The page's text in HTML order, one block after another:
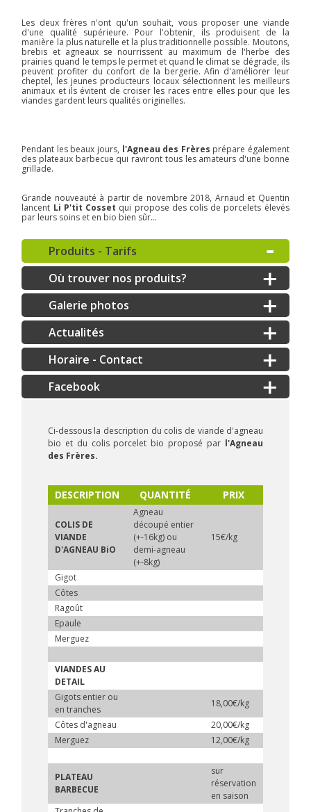
Les deux frères n'ont qu'un souhait, vous proposer une viande
d'une qualité supérieure. Pour l'obtenir, ils produisent de la
manière la plus naturelle et la plus traditionnelle possible. Moutons,
brebis et agneaux se nourrissent au maximum de l'herbe des
prairies quand le temps le permet et quand le climat se dégrade, ils
peuvent profiter du confort de la bergerie. Afin d'améliorer leur
cheptel, les jeunes producteurs locaux sélectionnent les meilleurs
animaux et ils évitent de croiser les races entre elles pour que les
viandes gardent leurs qualités originelles.
Pendant les beaux jours, l'Agneau des Frères prépare également
des plateaux barbecue qui raviront tous les amateurs d'une bonne
grillade.
Grande nouveauté à partir de novembre 2018, Arnaud et Quentin
lancent Li P'tit Cosset qui propose des colis de porcelets élevés
par leurs soins et en bio bien sûr...
Produits - Tarifs
Où trouver nos produits?
Galerie photos
Actualités
Horaire - Contact
Ci-dessous la description du colis de viande d'agneau
bio et du colis porcelet bio proposé par l'Agneau
des Frères.
DESCRIPTION QUANTITÉ PRIX
COLIS DE
VIANDE
D'AGNEAU BiO
Agneau
découpé entier
(+-16kg) ou
demi-agneau
(+-8kg)
15€/kg
Gigot
Côtes
Ragoût
Epaule
Merguez
VIANDES AU
DETAIL
Gigots entier ou
en tranches
18,00€/kg
Côtes d'agneau
20,00€/kg
Merguez
12,00€/kg
PLATEAU
BARBECUE
sur
réservation
en saison